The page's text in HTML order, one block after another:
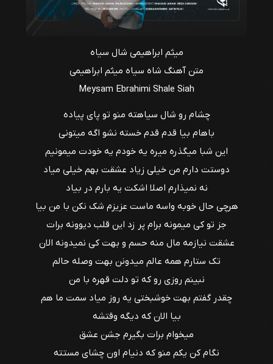
میثم ابراهیمی شال سیاه
متن آهنگ شاه سیاه میثم ابراهیمی
Meysam Ebrahimi Shale Siah
ﭼﺸﺎم رو ﺷﺎل ﺳﻴﺎﻫﺘﻪ ﻣﻨﻮ ﺗﻮ ﭘﺎی ﭘﻴﺎده
ﺑﺎﻫﺎم ﺑﻴﺎ ﻗﺪم ﻗﺪم ﺧﺴﺘﻪ ﻧﺸﻮ اﮔﻪ ﻣﻴﺘﻮﻧﻰ
اﻳﻦ ﺷﺒﺎ ﻣﻴﮕﺬره ﻣﻴﺮه ﻳﻪ ﺧﻮدم ﻳﻪ ﺧﻮدت ﻣﻴﻤﻮﻧﻴﻢ
دوﺳﺘﺖ دارم ﻣﻦ ﺧﻴﻠﻰ زﻳﺎد ﻋﺸﻘﺖ ﺑﻬﻢ ﺧﻴﻠﻰ ﻣﻴﺎد
ﻧﻪ ﻧﻤﻴﺬارم اﺻﻠﺎ اﺷﻜﺖ ﻳﻪ ﺑﺎرم در ﺑﻴﺎد
ﻫﺮﭼﻰ ﺣﺎل ﺧﻮﺑﻪ واﺳﻪ ﻣﺎﺳﺖ ﻋﺰﻳﺰم ﺷﮏ ﻧﻜﻦ ﺑﺎ ﻣﻦ ﺑﻴﺎ
ﺟﺰ ﺗﻮ ﻛﻰ ﻣﻴﻤﻮﻧﻪ ﺑﺮام ﭘﺮ زد اﻳﻦ ﻗﻠﺐ دﻳﻮوﻧﻪ ﺑﺮات
ﻋﺸﻘﺖ ﻧﻴﺎزﻣﻪ ﻣﺎل ﻣﻨﻪ ﺣﺴﻢ و ﺑﻬﺖ ﻛﻰ ﻧﻤﻴﺪوﻧﻪ اﻟﺎن
ﺗﮏ ﺳﺘﺎرم ﻫﻤﻪ ﻋﺎﻟﻢ ﻣﻴﺪوﻧﻦ ﺑﻬﺖ وﺻﻠﻪ ﺣﺎﻟﻢ
ﻧﺒﻴﻨﻢ روزی رو ﻛﻪ ﺗﻮ دﻟﺖ ﻗﻬﺮه ﺑﺎ ﻣﻦ
ﭼﻘﺪر ﮔﻔﺘﻢ ﺑﻬﺖ ﺧﻮﺷﺒﺨﺘﻰ ﻳﻪ روز ﻣﻴﺎد ﺳﻤﺖ ﻣﺎ ﻫﻢ
ﺑﻴﺎ اﻟﺎن ﻛﻪ دﻳﮕﻪ وﻗﺘﺸﻪ
ﻣﻴﺨﻮام ﺑﺮات ﺑﮕﻴﺮم ﺟﺸﻦ ﻋﺸﻖ
ﻧﮕﺎم ﻛﻦ ﻳﻜﻢ ﻣﻨﻮ ﻛﻪ دﻧﻴﺎم اون ﭼﺸﺎی ﻣﺴﺘﺘﻪ